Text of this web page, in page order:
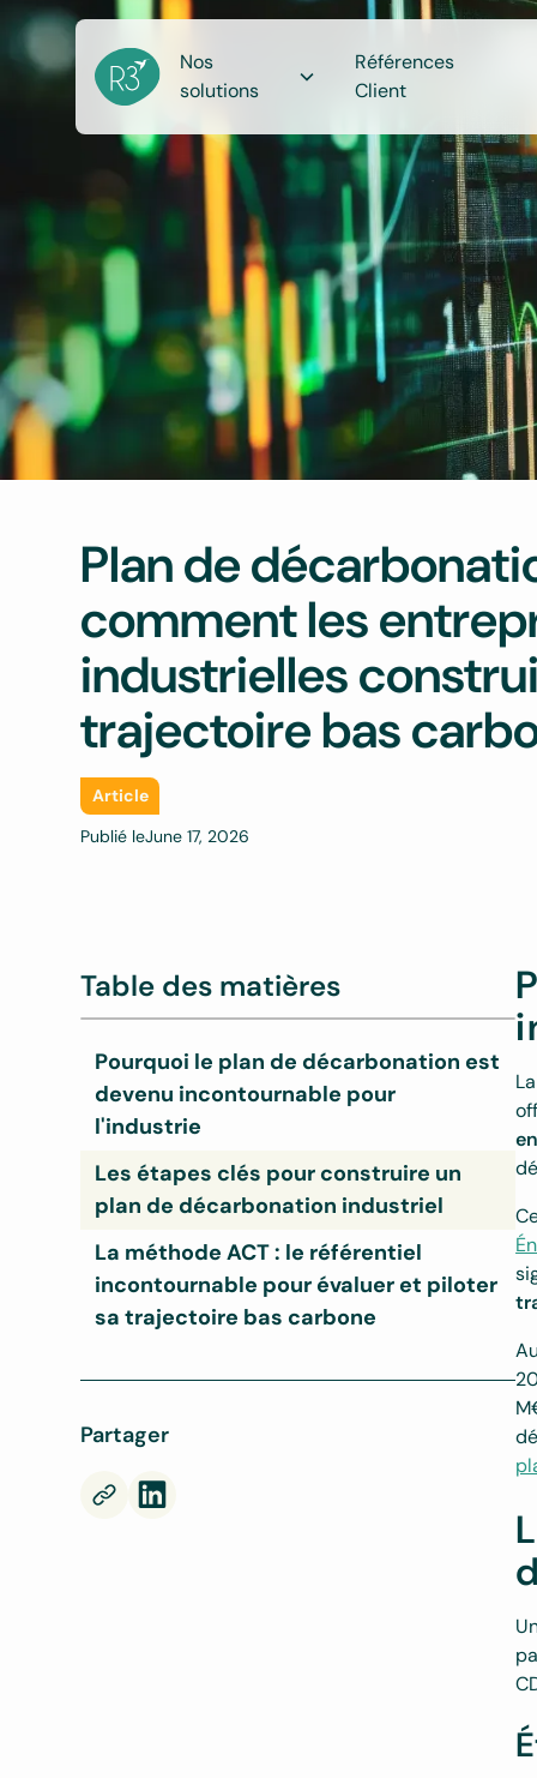
Nos
solutions
Références
Client
Plan de
comment les
industrielles
trajectoire bas
Article
Publié leJune 17, 2026
Table des matières
Pourquoi le plan de décarbonation est
devenu incontournable pour
l'industrie
Les étapes clés pour construire un
plan de décarbonation industriel
Étape 1. L'état des lieux carbone
Étape 2. L'analyse stratégique
Étape 3. La définition des objectifs
Étape 4. La construction de la feuille de
route
Étape 5. La mise en œuvre et le pilotage
La méthode ACT : le référentiel
incontournable pour évaluer et piloter
sa trajectoire bas carbone
Partager